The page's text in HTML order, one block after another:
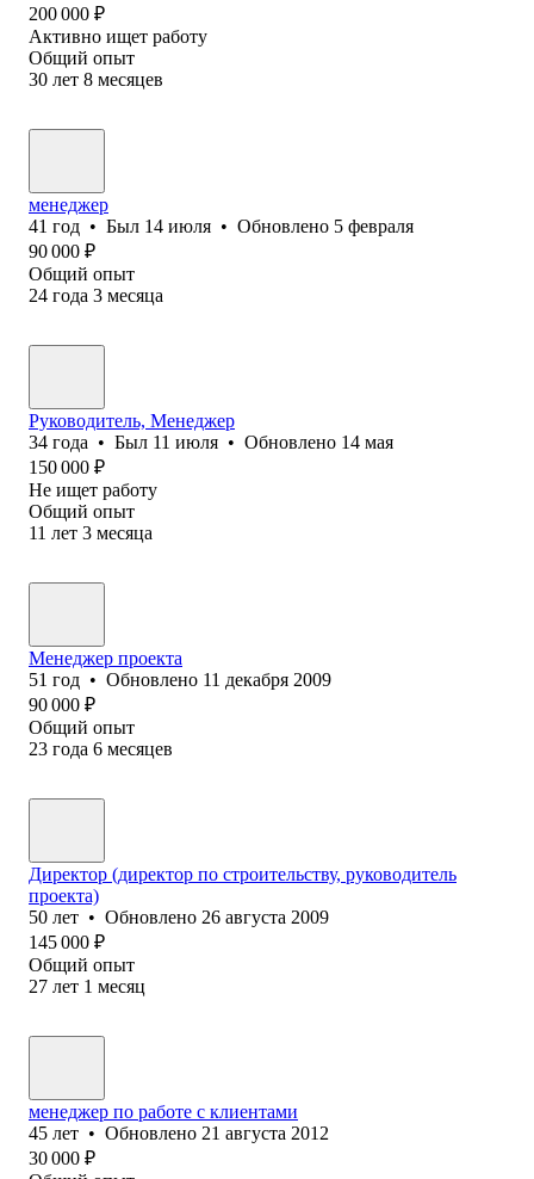
200 000 ₽
Активно ищет работу
Общий опыт
30 лет 8 месяцев
менеджер
41 год • Был 14 июля • Обновлено 5 февраля
90 000 ₽
Общий опыт
24 года 3 месяца
Руководитель, Менеджер
34 года • Был 11 июля • Обновлено 14 мая
150 000 ₽
Не ищет работу
Общий опыт
11 лет 3 месяца
Менеджер проекта
51 год • Обновлено 11 декабря 2009
90 000 ₽
Общий опыт
23 года 6 месяцев
Директор (директор по строительству, руководитель
проекта)
50 лет • Обновлено 26 августа 2009
145 000 ₽
Общий опыт
27 лет 1 месяц
менеджер по работе с клиентами
45 лет • Обновлено 21 августа 2012
30 000 ₽